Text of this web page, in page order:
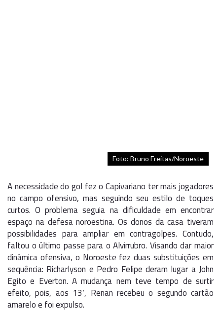
Foto: Bruno Freitas/Noroeste
A necessidade do gol fez o Capivariano ter mais jogadores
no campo ofensivo, mas seguindo seu estilo de toques
curtos. O problema seguia na dificuldade em encontrar
espaço na defesa noroestina. Os donos da casa tiveram
possibilidades para ampliar em contragolpes. Contudo,
faltou o último passe para o Alvirrubro. Visando dar maior
dinâmica ofensiva, o Noroeste fez duas substituições em
sequência: Richarlyson e Pedro Felipe deram lugar a John
Egito e Everton. A mudança nem teve tempo de surtir
efeito, pois, aos 13′, Renan recebeu o segundo cartão
amarelo e foi expulso.